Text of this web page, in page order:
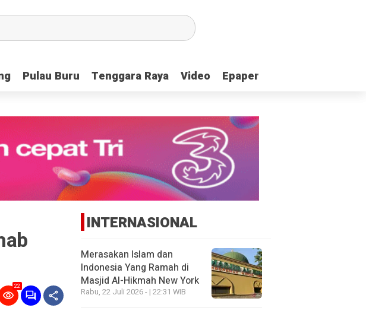
Pulau Buru Tenggara Raya Video Epaper
Pulau Buru Tenggara Raya Video Epaper
22
INTERNASIONAL
Merasakan Islam dan
Indonesia Yang Ramah di
Masjid Al-Hikmah New York
Rabu, 22 Juli 2026 - | 22:31 WIB